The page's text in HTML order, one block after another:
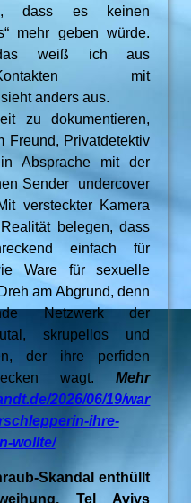
dass es keinen
mehr geben würde.
weiß ich aus
mit
anders aus.
zu dokumentieren,
Freund, Privatdetektiv
Absprache mit der
Sender undercover
versteckter Kamera
belegen, dass
einfach für
Ware für sexuelle
am Abgrund, denn
Netzwerk der
skrupellos und
der ihre perfiden
wagt.Mehr
2026/06/19/war
ihre-
wollte/
Skandal enthüllt
Tel Avivs